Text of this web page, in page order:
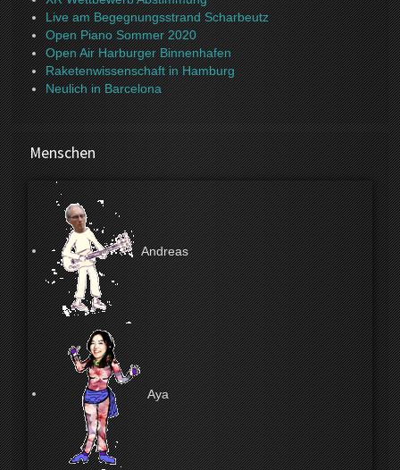
Live am Begegnungsstrand Scharbeutz
Open Piano Sommer 2020
Open Air Harburger Binnenhafen
Raketenwissenschaft in Hamburg
Neulich in Barcelona
Menschen
Andreas
Aya